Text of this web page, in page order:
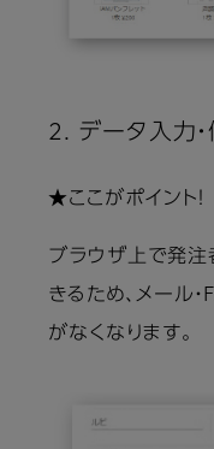
2. データ入力
★ここがポイント！
ブラウザ上で発注
きるため、メール
がなくなります。